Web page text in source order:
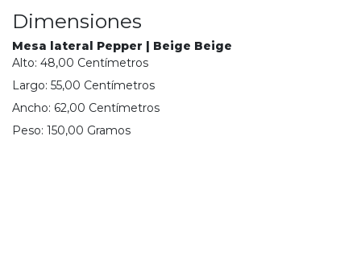
Dimensiones
Mesa lateral Pepper | Beige Beige
Alto: 48,00 Centímetros
Largo: 55,00 Centímetros
Ancho: 62,00 Centímetros
Peso: 150,00 Gramos